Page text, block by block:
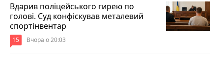
Вдарив поліцейського гирею по
голові. Суд конфіскував металевий
спортінвентар
15 Вчора о 20:03